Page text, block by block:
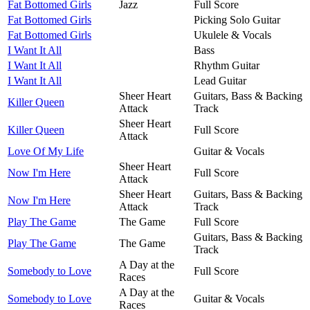
Fat Bottomed Girls Jazz
Full Score
Fat Bottomed Girls
Picking Solo Guitar
Fat Bottomed Girls
Ukulele & Vocals
I Want It All
Bass
I Want It All
Rhythm Guitar
I Want It All
Lead Guitar
Killer Queen
Sheer Heart
Attack
Guitars, Bass & Backing
Track
Killer Queen
Sheer Heart
Attack
Full Score
Love Of My Life
Guitar & Vocals
Now I'm Here
Sheer Heart
Attack
Full Score
Now I'm Here
Sheer Heart
Attack
Guitars, Bass & Backing
Track
Play The Game
The Game
Full Score
Play The Game
The Game
Guitars, Bass & Backing
Track
Somebody to Love
A Day at the
Races
Full Score
Somebody to Love
A Day at the
Races
Guitar & Vocals